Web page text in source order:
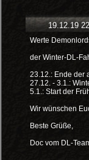
19.12.19
Werte
der Winter-DL-
23.12.: Ende der
27.12. - 3.1.:
5.1.: Start der
Wir wünschen
Beste Grüße,
Doc vom DL-